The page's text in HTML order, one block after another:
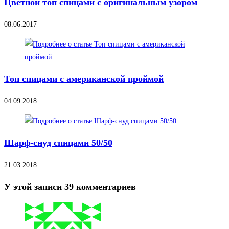
08.06.2017
Топ спицами с американской проймой
04.09.2018
Шарф-снуд спицами 50/50
21.03.2018
У этой записи 39 комментариев